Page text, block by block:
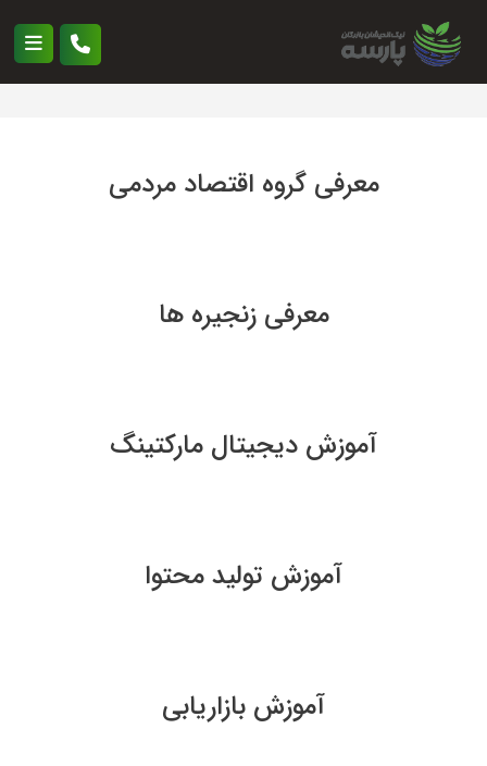
معرفی گروه اقتصاد مردمی
معرفی زنجیره ها
آموزش دیجیتال مارکتینگ
آموزش تولید محتوا
آموزش بازاریابی